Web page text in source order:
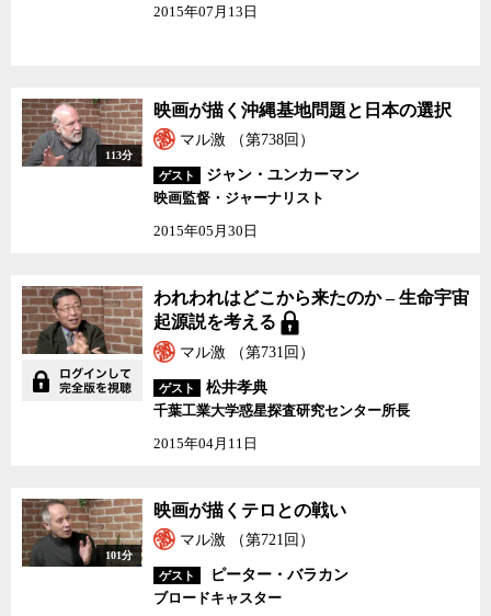
2015年07月13日
113分
映画が描く沖縄基地問題と日本の選択
マル激 （第738回）
ゲスト
ジャン・ユンカーマン
映画監督・ジャーナリスト
2015年05月30日
われわれはどこから来たのか – 生命宇宙
起源説を考える
マル激 （第731回）
ゲスト
松井孝典
千葉工業大学惑星探査研究センター所長
2015年04月11日
101分
映画が描くテロとの戦い
マル激 （第721回）
ゲスト
ピーター・バラカン
ブロードキャスター